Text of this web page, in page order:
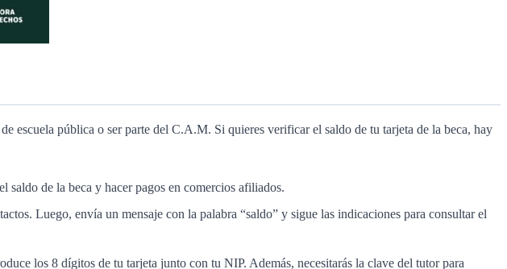
escuela pública o ser parte del C.A.M. Si quieres verificar el saldo de tu tarjeta de la beca, hay
de la beca y hacer pagos en comercios afiliados.
Luego, envía un mensaje con la palabra “saldo” y sigue las indicaciones para consultar el
los 8 dígitos de tu tarjeta junto con tu NIP. Además, necesitarás la clave del tutor para